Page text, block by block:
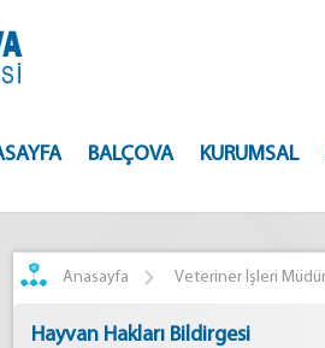
BALÇOVA KURUMSAL
Anasayfa Veteriner İşleri
Hayvan Hakları Bildirgesi